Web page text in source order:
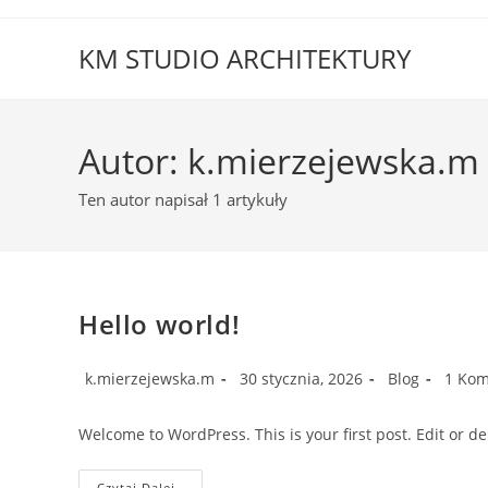
KM STUDIO ARCHITEKTURY
Autor: k.mierzejewska.m
Ten autor napisał 1 artykuły
Hello world!
Post
k.mierzejewska.m
Post
30 stycznia, 2026
Post
Blog
Post
1
Welcome to WordPress. This is your first post. Edit or